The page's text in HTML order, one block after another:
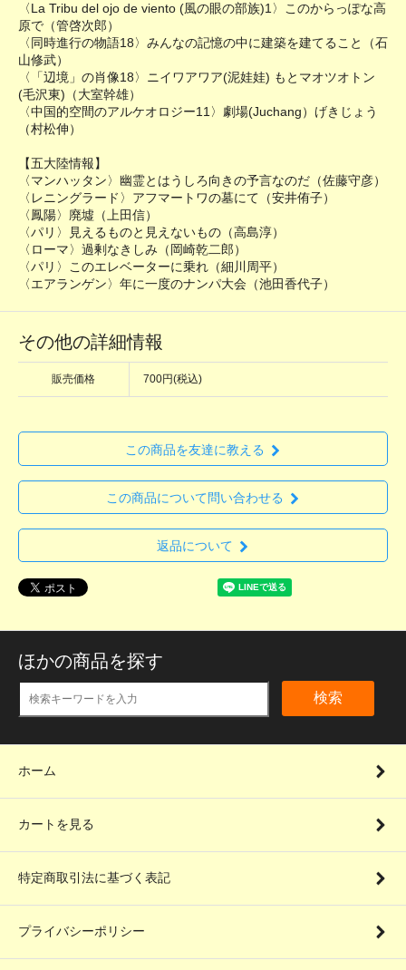
〈La Tribu del ojo de viento (風の眼の部族)1〉このからっぽな高
原で（管啓次郎）
〈同時進行の物語18〉みんなの記憶の中に建築を建てること（石
山修武）
〈「辺境」の肖像18〉ニイワアワア(泥娃娃) もとマオツオトン
(毛沢東)（大室幹雄）
〈中国的空間のアルケオロジー11〉劇場(Juchang）げきじょう
（村松伸）
【五大陸情報】
〈マンハッタン〉幽霊とはうしろ向きの予言なのだ（佐藤守彦）
〈レニングラード〉アフマートワの墓にて（安井侑子）
〈鳳陽〉廃墟（上田信）
〈パリ〉見えるものと見えないもの（高島淳）
〈ローマ〉過剰なきしみ（岡崎乾二郎）
〈パリ〉このエレベーターに乗れ（細川周平）
〈エアランゲン〉年に一度のナンパ大会（池田香代子）
その他の詳細情報
販売価格 700円(税込)
この商品を友達に教える
この商品について問い合わせる
返品について
ほかの商品を探す
検索
ホーム
カートを見る
特定商取引法に基づく表記
プライバシーポリシー